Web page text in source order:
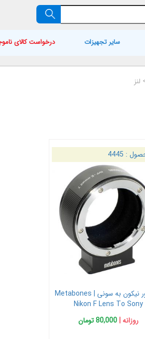
سایر تجهیزات درخواست کالای
لنز
:
4445
کانورتور نیکون به سونی | Metabones
Nikon F Lens To Sony
روزانه | 80,000 تومان